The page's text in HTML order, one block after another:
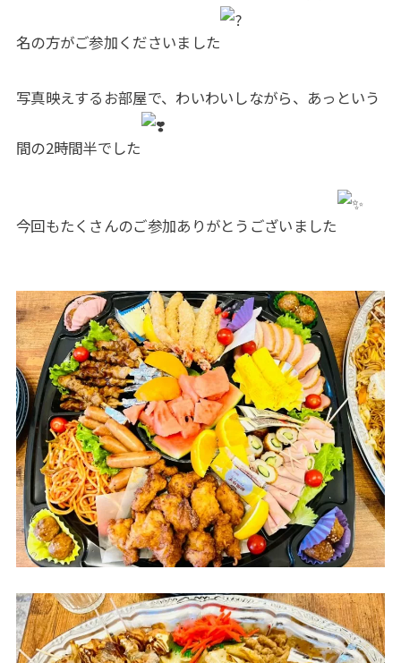
名の方がご参加くださいました
写真映えするお部屋で、わいわいしながら、あっという
間の2時間半でした
今回もたくさんのご参加ありがとうございました